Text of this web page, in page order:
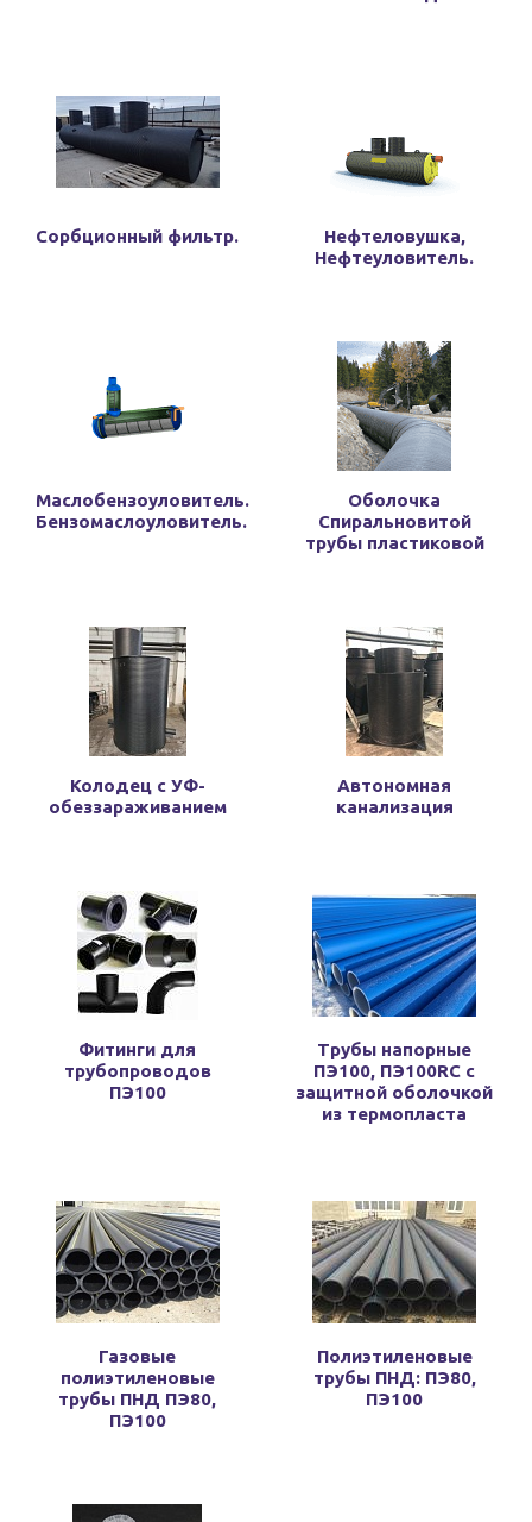
Сорбционный фильтр.
Нефтеловушка,
Нефтеуловитель.
Маслобензоуловитель.
Бензомаслоуловитель.
Оболочка
Спиральновитой
трубы пластиковой
Колодец с УФ-
обеззараживанием
Автономная
канализация
Фитинги для
трубопроводов
ПЭ100
Трубы напорные
ПЭ100, ПЭ100RC с
защитной оболочкой
из термопласта
Газовые
полиэтиленовые
трубы ПНД ПЭ80,
ПЭ100
Полиэтиленовые
трубы ПНД: ПЭ80,
ПЭ100